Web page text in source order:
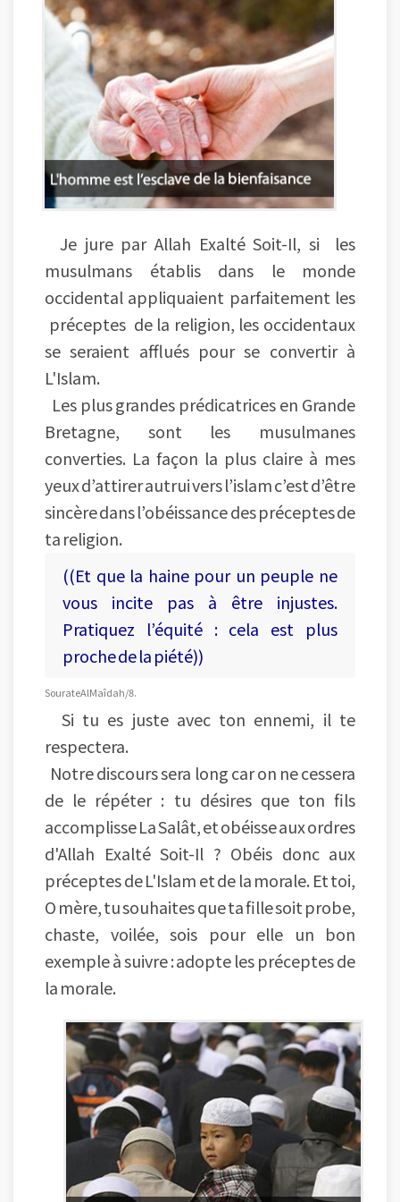
Je jure par Allah Exalté Soit-Il, si les
musulmans établis dans le monde
occidental appliquaient parfaitement les
préceptes de la religion, les occidentaux
se seraient afflués pour se convertir à
L'Islam.
Les plus grandes prédicatrices en Grande
Bretagne, sont les musulmanes
converties. La façon la plus claire à mes
yeux d’attirer autrui vers l’islam c’est d’être
sincère dans l’obéissance des préceptes de
ta religion.
((Et que la haine pour un peuple ne
vous incite pas à être injustes.
Pratiquez l’équité : cela est plus
proche de la piété))
Sourate Al Maîdah/8.
Si tu es juste avec ton ennemi, il te
respectera.
Notre discours sera long car on ne cessera
de le répéter : tu désires que ton fils
accomplisse La Salât, et obéisse aux ordres
d'Allah Exalté Soit-Il ? Obéis donc aux
préceptes de L'Islam et de la morale. Et toi,
O mère, tu souhaites que ta fille soit probe,
chaste, voilée, sois pour elle un bon
exemple à suivre : adopte les préceptes de
la morale.